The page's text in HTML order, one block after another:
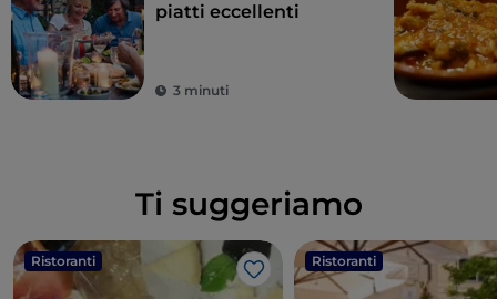
piatti eccellenti
3 minuti
Ti suggeriamo
Ristoranti
Like
Ristoranti